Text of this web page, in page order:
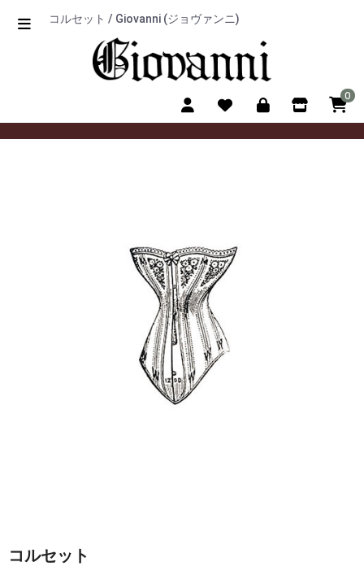
コルセット / Giovanni (ジョヴァンニ)
0
コルセット